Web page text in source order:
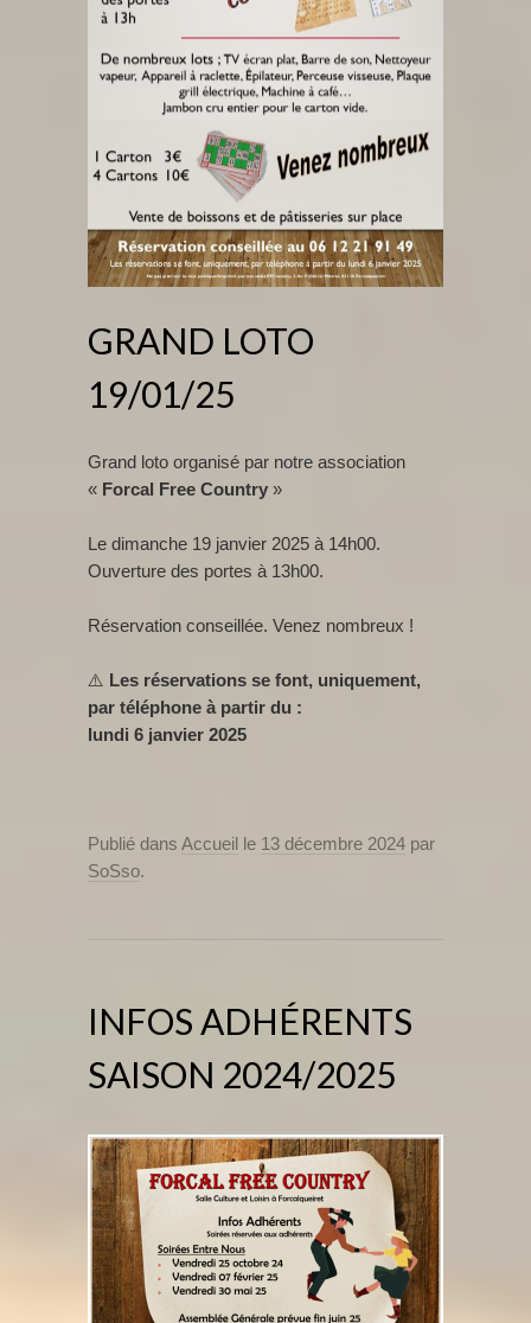
GRAND LOTO
19/01/25
Grand loto organisé par notre association
« Forcal Free Country »
Le dimanche 19 janvier 2025 à 14h00.
Ouverture des portes à 13h00.
Réservation conseillée. Venez nombreux !
⚠️ Les réservations se font, uniquement,
par téléphone à partir du :
lundi 6 janvier 2025
Publié dans Accueil le 13 décembre 2024 par
SoSso.
INFOS ADHÉRENTS
SAISON 2024/2025